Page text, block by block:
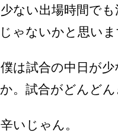
ない出場時間でも
ゃないかと思いま
は試合の中日が
。試合がどんど
いじゃん。